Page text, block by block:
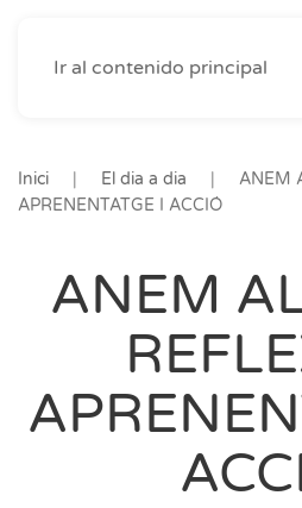
Ir al contenido principal
Inici El dia a dia
ANEM
APRENENTATGE I ACCIÓ
ANEM